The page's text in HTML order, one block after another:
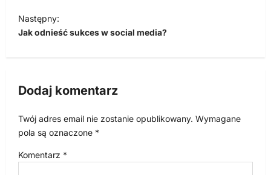
i
g
j
w
p
i
Następny:
Jak odnieść sukces w social media?
Dodaj komentarz
Twój adres email nie zostanie opublikowany. Wymagane
pola są oznaczone *
Komentarz *